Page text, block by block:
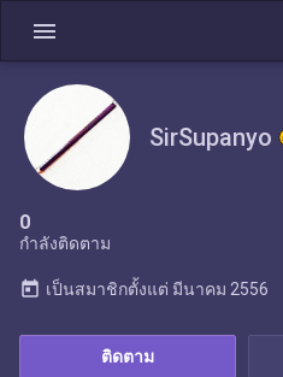
menu
SirSupanyo
0
กำลังติดตาม
ติดตาม
today เป็นสมาชิกตั้งแต่ มีนาคม 2556